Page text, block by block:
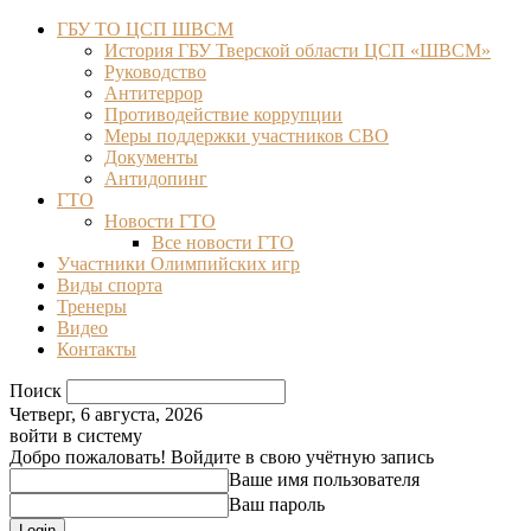
ГБУ ТО ЦСП ШВСМ
История ГБУ Тверской области ЦСП «ШВСМ»
Руководство
Антитеррор
Противодействие коррупции
Меры поддержки участников СВО
Документы
Антидопинг
ГТО
Новости ГТО
Все новости ГТО
Участники Олимпийских игр
Виды спорта
Тренеры
Видео
Контакты
Поиск
Четверг, 6 августа, 2026
войти в систему
Добро пожаловать! Войдите в свою учётную запись
Ваше имя пользователя
Ваш пароль